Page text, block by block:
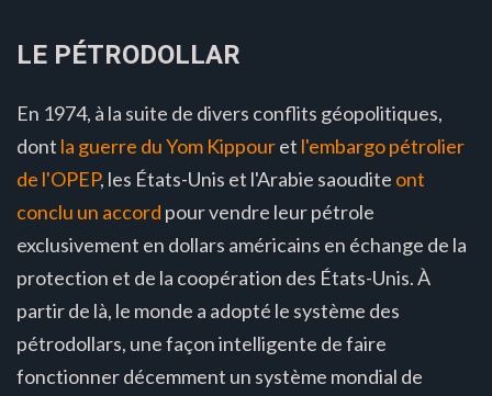
LE PÉTRODOLLAR
En 1974, à la suite de divers conflits géopolitiques,
dont la guerre du Yom Kippouret l'embargo pétrolier
de l'OPEP, les États-Unis et l'Arabie saoudite ont
conclu un accord pour vendre leur pétrole
exclusivement en dollars américains en échange de la
protection et de la coopération des États-Unis. À
partir de là, le monde a adopté le système des
pétrodollars, une façon intelligente de faire
fonctionner décemment un système mondial de